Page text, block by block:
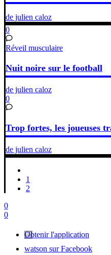
de julien caloz
0
Réveil musculaire
Nuit noire sur le football
de julien caloz
0
Trop fortes, les joueuses
de julien caloz
1
2
0
0
Obtenir l'application
watson sur Facebook